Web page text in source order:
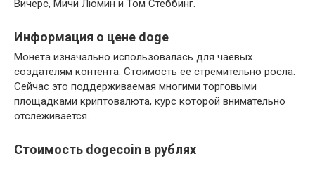
Вичерс, Мичи Люмин и Том Стеббинг.
Информация о цене doge
Монета изначально использовалась для чаевых
создателям контента. Стоимость ее стремительно росла.
Сейчас это поддерживаемая многими торговыми
площадками криптовалюта, курс которой внимательно
отслеживается.
Стоимость dogecoin в рублях